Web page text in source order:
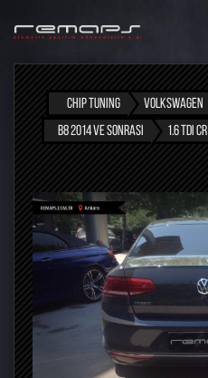
CHIP TUNING VOLKSWAGEN
B8 2014 VE SONRASI
1.6 TDI CR